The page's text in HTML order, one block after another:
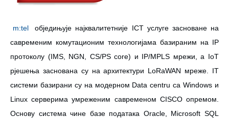
m:tel
обједињује најквалитетније ICT услуге заснованe на
савременим комутационим технологијама базираним на IP
протоколу (IMS, NGN, CS/PS core) и IP/MPLS мрежи, а IoT
рјешења заснована су на архитектури LoRaWAN мреже. IT
системи базирани су на модерном Data centru са Windows и
Linux серверима умреженим савременом CISCO опремом.
Основу система чине базе података Oracle, Microsoft SQL